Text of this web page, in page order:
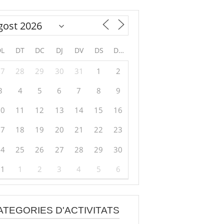
DT DC DJ DV DS DG
28 29 30 31 1
2
4 5 6 7 8
9
11 12 13 14 15
16
18 19 20 21 22
23
25 26 27 28 29
30
1 2 3 4 5 6
D'ACTIVITATS